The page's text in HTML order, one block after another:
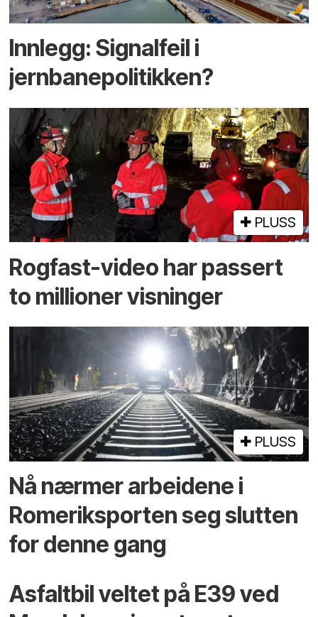
Innlegg: Signalfeil i
jernbanepolitikken?
PLUSS
Rogfast-video har passert
to millioner visninger
PLUSS
Nå nærmer arbeidene i
Romeriksporten seg slutten
for denne gang
Asfaltbil veltet på E39 ved